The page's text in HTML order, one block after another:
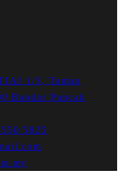
1/3, Taman
Bandar Puncak
5825